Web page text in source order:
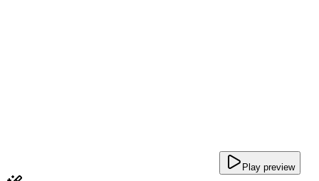
Play preview